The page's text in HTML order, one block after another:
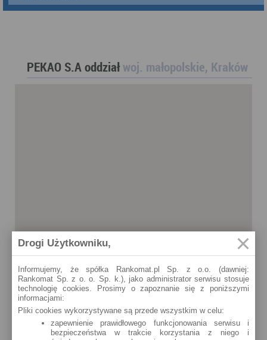
PEKAO S.A oddziałwoj. małopolskie, Kraków
Drogi Użytkowniku,
Informujemy, że spółka Rankomat.pl Sp. z o.o. (dawniej:
Rankomat Sp. z o. o. Sp. k.), jako administrator serwisu stosuje
technologię cookies. Prosimy o zapoznanie się z poniższymi
informacjami:
Pliki cookies wykorzystywane są przede wszystkim w celu:
zapewnienie prawidłowego funkcjonowania serwisu i
bezpieczeństwa w trakcie korzystania z niego i